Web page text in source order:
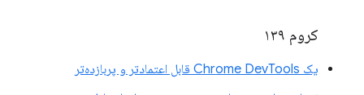
کروم ۱۳۹
یک Chrome DevTools قابل اعتمادتر و پربازده‌تر